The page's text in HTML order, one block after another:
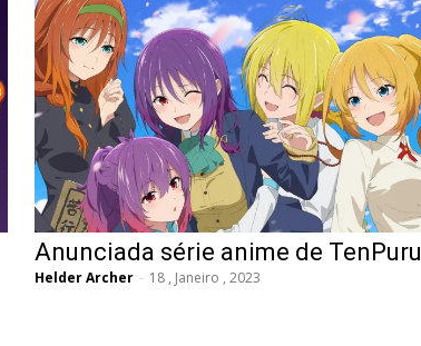
Anunciada série anime de TenPuru
Helder Archer - 18 , Janeiro , 2023